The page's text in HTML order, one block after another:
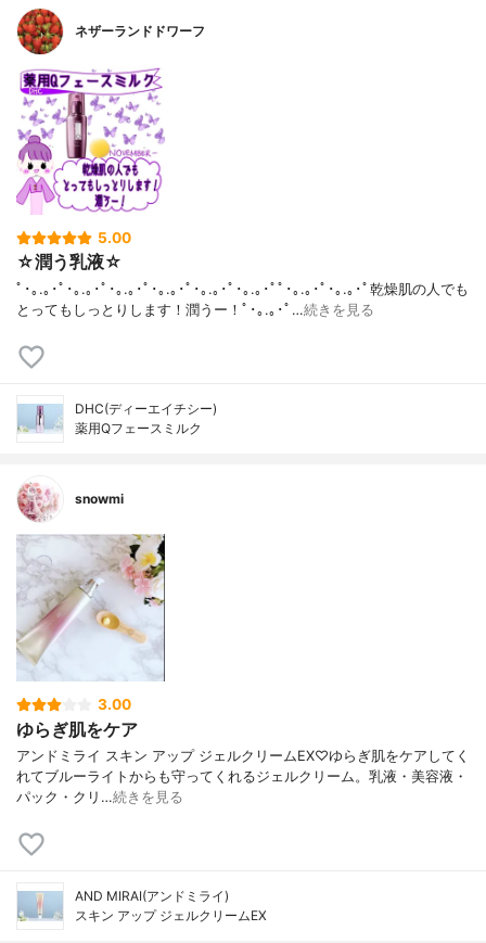
ネザーランドドワーフ
5.00
☆潤う乳液☆
ﾟ･｡.｡･ﾟ･｡.｡･ﾟ･｡.｡･ﾟ･｡.｡･ﾟ･｡.｡･ﾟ･｡.｡･ﾟﾟ･｡.｡･ﾟ･｡.｡･ﾟ乾燥肌の人でも
とってもしっとりします！潤うー！ﾟ･｡.｡･ﾟ…続きを見る
DHC(ディーエイチシー)
薬用Qフェースミルク
snowmi
3.00
ゆらぎ肌をケア
アンドミライ スキン アップ ジェルクリームEX♡ゆらぎ肌をケアしてく
れてブルーライトからも守ってくれるジェルクリーム。乳液・美容液・
パック・クリ…続きを見る
AND MIRAI(アンドミライ)
スキン アップ ジェルクリームEX